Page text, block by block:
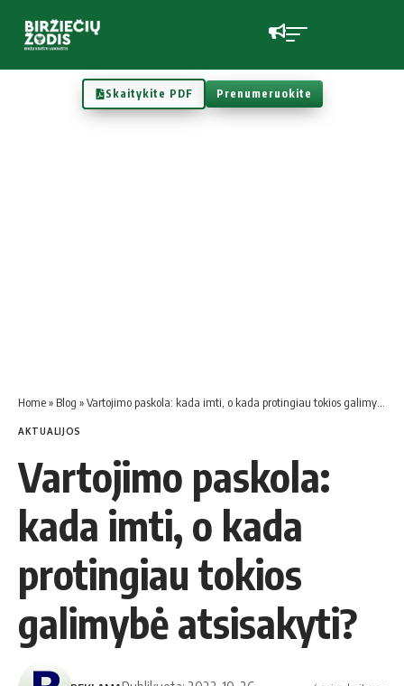
Skaitykite PDF Prenumeruokite
Home» Blog »Vartojimo paskola: kada imti, o kada protingiau tokios galimybė atsisakyti?
AKTUALIJOS
Vartojimo paskola:
kada imti, o kada
protingiau tokios
galimybė atsisakyti?